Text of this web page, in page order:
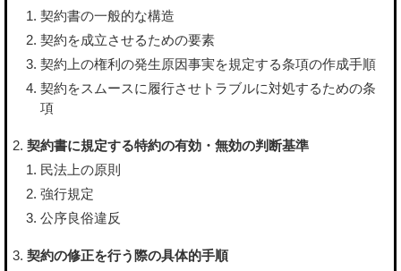
契約書の一般的な構造
契約を成立させるための要素
契約上の権利の発生原因事実を規定する条項の作成手順
契約をスムースに履行させトラブルに対処するための条
項
契約書に規定する特約の有効・無効の判断基準
民法上の原則
強行規定
公序良俗違反
契約の修正を行う際の具体的手順